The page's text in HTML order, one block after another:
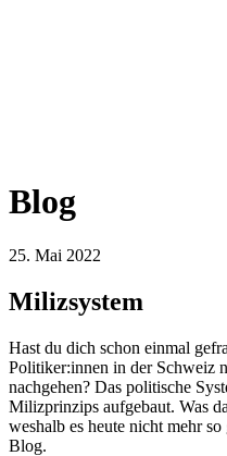
Blog
25. Mai 2022
Milizsystem
Hast du dich schon einmal
Politiker:innen in der Schweiz
nachgehen? Das politische
Milizprinzips aufgebaut. Was
weshalb es heute nicht mehr
Blog.